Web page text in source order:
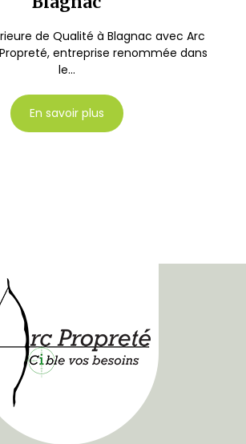
de Qualité à Blagnac avec Arc
entreprise renommée dans
le...
En savoir plus